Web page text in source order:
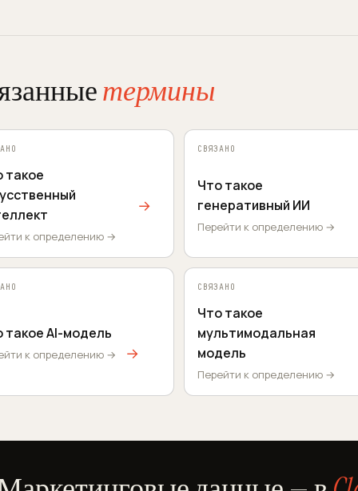
термины
такое
к определению →
→
СВЯЗАНО
Что такое
генеративный ИИ
Перейти к определению →
такое AI-модель
к определению → →
СВЯЗАНО
Что такое
мультимодальная
модель
Перейти к определению →